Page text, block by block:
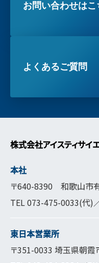
お問い合わせはこ
よくあるご質問
株式会社アイスティサイ
本社
〒640-8390 和歌山市
TEL073-475-0033(代)
東日本営業所
〒351-0033 埼玉県朝霞